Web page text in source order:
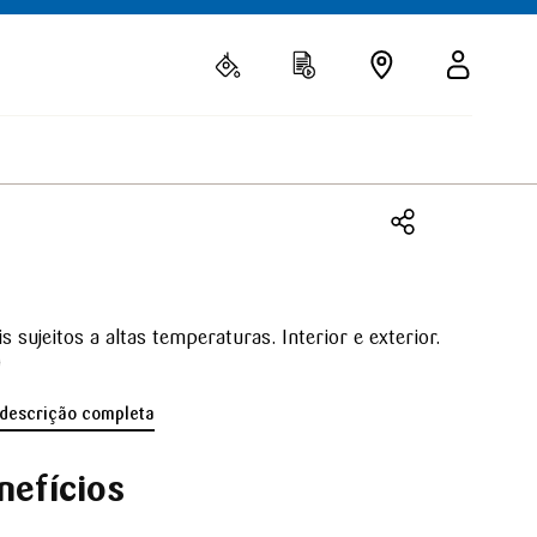
sujeitos a altas temperaturas. Interior e exterior.
completa